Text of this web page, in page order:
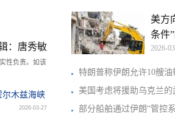
：唐秀敏
性负责。如该
尔木兹海峡
2026-03-27
美方
条件
2026-
特朗普称伊朗允许10艘
美国考虑将援助乌克兰的
部分船舶通过伊朗“管控